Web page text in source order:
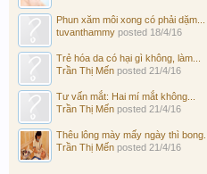
Phun xăm môi xong có phải dặm...
tuvanthammy posted 18/4/16
Trẻ hóa da có hại gì không, làm...
Trần Thị Mến posted 21/4/16
Tư vấn mắt: Hai mí mắt không...
Trần Thị Mến posted 21/4/16
Thêu lông mày mấy ngày thì bong...
Trần Thị Mến posted 21/4/16